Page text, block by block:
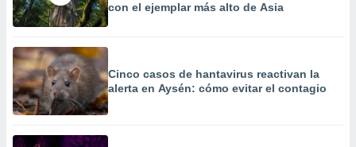
con el ejemplar más alto de Asia
Cinco casos de hantavirus reactivan la
alerta en Aysén: cómo evitar el contagio